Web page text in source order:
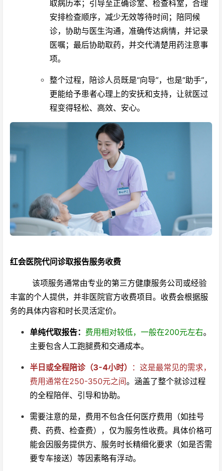
取病历本；引导至正确诊室、检查科室，合理
安排检查顺序，减少无效等待时间；陪同候
诊，协助与医生沟通，准确传达病情，并记录
医嘱；最后协助取药，并交代清楚用药注意事
项。
整个过程，陪诊人员既是“向导”，也是“助手”，
更能给予患者心理上的安抚和支持，让就医过
程变得轻松、高效、安心。
红会医院代问诊取报告服务收费
该项服务通常由专业的第三方健康服务公司或经验
丰富的个人提供，并非医院官方收费项目。收费会根据服
务的具体内容和时长灵活定价。
单纯代取报告： 费用相对较低，一般在200元左右。
主要包含人工跑腿费和交通成本。
半日或全程陪诊（3-4小时）
：这是最常见的需求，
费用通常在250-350元之间。涵盖了整个就诊过程
的全程陪伴、引导和协助。
需要注意的是，费用不包含任何医疗费用（如挂号
费、药费、检查费），仅为服务性收费。具体价格可
能会因服务提供方、服务时长精细化要求（如是否需
要专车接送）等因素略有浮动。